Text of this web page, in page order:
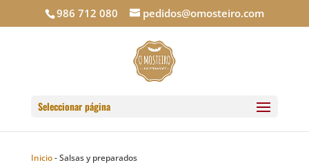
986 712 080 pedidos@omosteiro.com
Seleccionar página
Inicio-Salsas y preparados